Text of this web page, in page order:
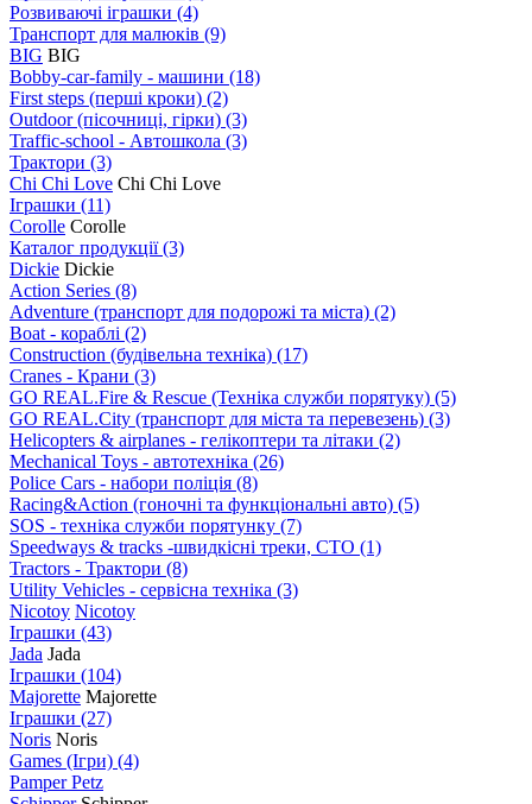
Розвиваючі іграшки (4)
Транспорт для малюків (9)
BIG BIG
Bobby-car-family - машини (18)
First steps (перші кроки) (2)
Outdoor (пісочниці, гірки) (3)
Traffic-school - Автошкола (3)
Трактори (3)
Chi Chi Love Chi Chi Love
Іграшки (11)
Corolle Corolle
Каталог продукції(3)
Dickie Dickie
Action Series (8)
Adventure (транспорт для подорожі та міста) (2)
Boat - кораблі (2)
Construction (будівельна техніка) (17)
Cranes - Крани (3)
GO REAL.Fire & Rescue (Техніка служби порятуку) (5)
GO REAL.City (транспорт для міста та перевезень) (3)
Helicopters & airplanes - гелікоптери та літаки (2)
Mechanical Toys - автотехніка (26)
Police Cars - набори поліція (8)
Racing&Action (гоночні та функціональні авто) (5)
SOS - техніка служби порятунку (7)
Speedways & tracks -швидкісні треки, СТО (1)
Tractors - Трактори (8)
Utility Vehicles - сервісна техніка (3)
Nicotoy Nicotoy
Іграшки (43)
Jada Jada
Іграшки (104)
Majorette Majorette
Іграшки (27)
Noris Noris
Games (Ігри) (4)
Pamper Petz